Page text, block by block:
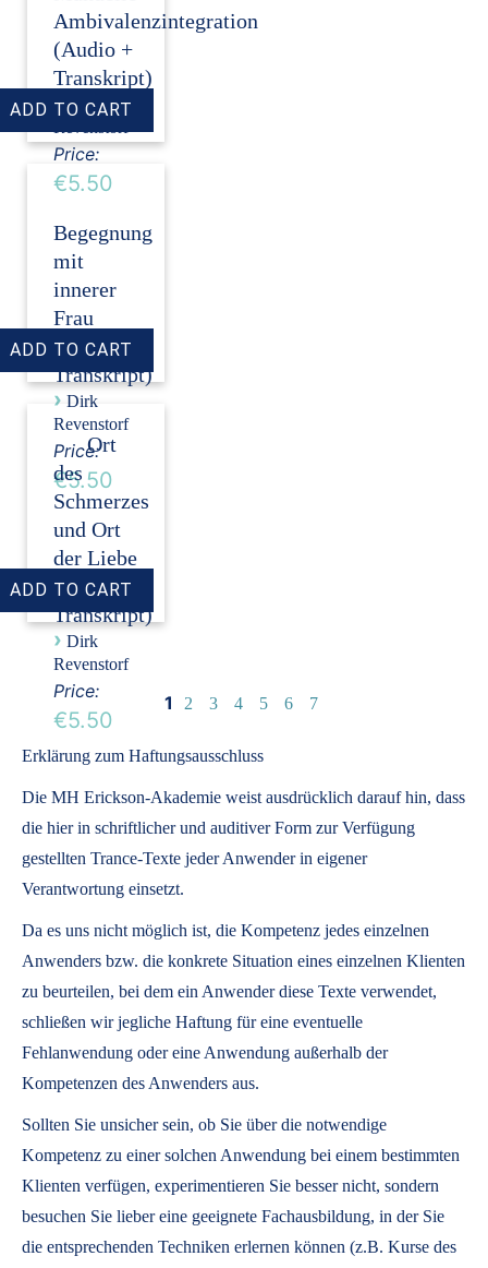
Ambivalenzintegration
(Audio +
Transkript)
› Dirk
Price:
€5.50
Begegnung
mit
innerer
Frau
(Audio +
Transkript)
› Dirk
Revenstorf
Price:
€5.50
Ort
des
Schmerzes
und Ort
der Liebe
(Audio +
Transkript)
› Dirk
Revenstorf
Price:
€5.50
1 2 3 4 5 6 7
Erklärung zum Haftungsausschluss
Die MH Erickson-Akademie weist ausdrücklich darauf hin, dass
die hier in schriftlicher und auditiver Form zur Verfügung
gestellten Trance-Texte jeder Anwender in eigener
Verantwortung einsetzt.
Da es uns nicht möglich ist, die Kompetenz jedes einzelnen
Anwenders bzw. die konkrete Situation eines einzelnen Klienten
zu beurteilen, bei dem ein Anwender diese Texte verwendet,
schließen wir jegliche Haftung für eine eventuelle
Fehlanwendung oder eine Anwendung außerhalb der
Kompetenzen des Anwenders aus.
Sollten Sie unsicher sein, ob Sie über die notwendige
Kompetenz zu einer solchen Anwendung bei einem bestimmten
Klienten verfügen, experimentieren Sie besser nicht, sondern
besuchen Sie lieber eine geeignete Fachausbildung, in der Sie
die entsprechenden Techniken erlernen können (z.B. Kurse des